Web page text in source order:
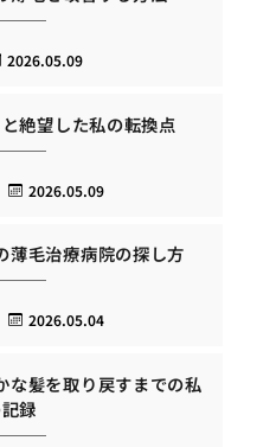
2026.05.09
絶望した私の転換点
2026.05.09
薄毛治療病院の探し方
2026.05.04
な髪を取り戻すまでの私
録